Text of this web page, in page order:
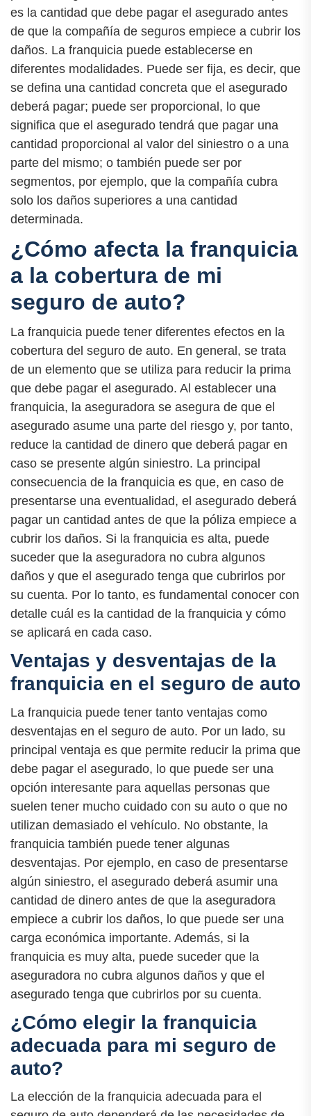
es la cantidad que debe pagar el asegurado antes
de que la compañía de seguros empiece a cubrir los
daños. La franquicia puede establecerse en
diferentes modalidades. Puede ser fija, es decir, que
se defina una cantidad concreta que el asegurado
deberá pagar; puede ser proporcional, lo que
significa que el asegurado tendrá que pagar una
cantidad proporcional al valor del siniestro o a una
parte del mismo; o también puede ser por
segmentos, por ejemplo, que la compañía cubra
solo los daños superiores a una cantidad
determinada.
¿Cómo afecta la franquicia
a la cobertura de mi
seguro de auto?
La franquicia puede tener diferentes efectos en la
cobertura del seguro de auto. En general, se trata
de un elemento que se utiliza para reducir la prima
que debe pagar el asegurado. Al establecer una
franquicia, la aseguradora se asegura de que el
asegurado asume una parte del riesgo y, por tanto,
reduce la cantidad de dinero que deberá pagar en
caso se presente algún siniestro. La principal
consecuencia de la franquicia es que, en caso de
presentarse una eventualidad, el asegurado deberá
pagar un cantidad antes de que la póliza empiece a
cubrir los daños. Si la franquicia es alta, puede
suceder que la aseguradora no cubra algunos
daños y que el asegurado tenga que cubrirlos por
su cuenta. Por lo tanto, es fundamental conocer con
detalle cuál es la cantidad de la franquicia y cómo
se aplicará en cada caso.
Ventajas y desventajas de la
franquicia en el seguro de auto
La franquicia puede tener tanto ventajas como
desventajas en el seguro de auto. Por un lado, su
principal ventaja es que permite reducir la prima que
debe pagar el asegurado, lo que puede ser una
opción interesante para aquellas personas que
suelen tener mucho cuidado con su auto o que no
utilizan demasiado el vehículo. No obstante, la
franquicia también puede tener algunas
desventajas. Por ejemplo, en caso de presentarse
algún siniestro, el asegurado deberá asumir una
cantidad de dinero antes de que la aseguradora
empiece a cubrir los daños, lo que puede ser una
carga económica importante. Además, si la
franquicia es muy alta, puede suceder que la
aseguradora no cubra algunos daños y que el
asegurado tenga que cubrirlos por su cuenta.
¿Cómo elegir la franquicia
adecuada para mi seguro de
auto?
La elección de la franquicia adecuada para el